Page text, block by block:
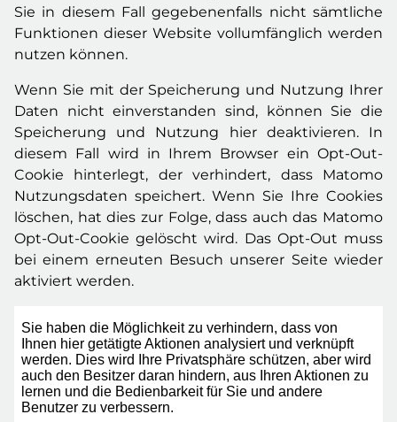
Sie in diesem Fall gegebenenfalls nicht sämtliche
Funktionen dieser Website vollumfänglich werden
nutzen können.
Wenn Sie mit der Speicherung und Nutzung Ihrer
Daten nicht einverstanden sind, können Sie die
Speicherung und Nutzung hier deaktivieren. In
diesem Fall wird in Ihrem Browser ein Opt-Out-
Cookie hinterlegt, der verhindert, dass Matomo
Nutzungsdaten speichert. Wenn Sie Ihre Cookies
löschen, hat dies zur Folge, dass auch das Matomo
Opt-Out-Cookie gelöscht wird. Das Opt-Out muss
bei einem erneuten Besuch unserer Seite wieder
aktiviert werden.